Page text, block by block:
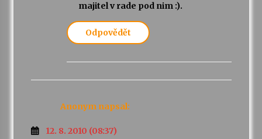
majitel v rade pod nim :).
Odpovědět
Anonym napsal:
12. 8. 2010 (08:37)